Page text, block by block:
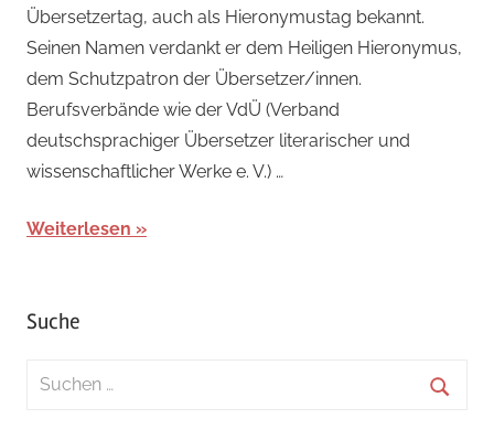
Übersetzertag, auch als Hieronymustag bekannt.
Seinen Namen verdankt er dem Heiligen Hieronymus,
dem Schutzpatron der Übersetzer/innen.
Berufsverbände wie der VdÜ (Verband
deutschsprachiger Übersetzer literarischer und
wissenschaftlicher Werke e. V.) …
Weiterlesen
Suche
Suchen